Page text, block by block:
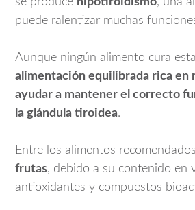
puede ralentizar muchas
Aunque ningún alimento cura
alimentación equilibrada rica en
ayudar a mantener el correcto
la glándula tiroidea.
Entre los alimentos
frutas, debido a su contenido en
antioxidantes y compuestos